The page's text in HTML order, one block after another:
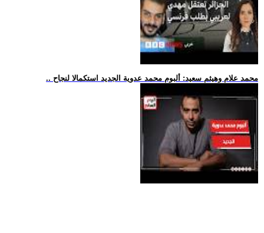
.. محمد علام وهيثم سعيد: ألبوم محمد عدوية الجديد استكمالا لنجاح